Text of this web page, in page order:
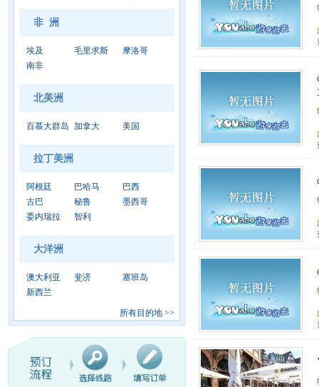
非 洲
埃及 毛里求斯
摩洛哥
南非
北美洲
百慕大群岛 加拿大 美国
拉丁美洲
阿根廷 巴哈马
巴西
古巴
秘鲁
墨西哥
委内瑞拉
智利
大洋洲
澳大利亚 斐济
塞班岛
新西兰
所有目的地 >>